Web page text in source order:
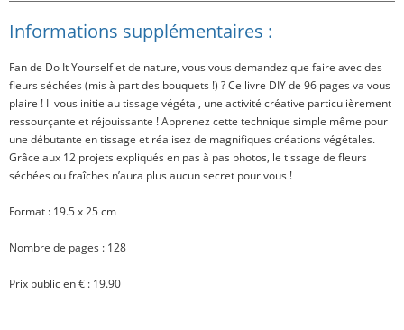
Informations supplémentaires :
Fan de Do It Yourself et de nature, vous vous demandez que faire avec des
fleurs séchées (mis à part des bouquets !) ? Ce livre DIY de 96 pages va vous
plaire ! Il vous initie au tissage végétal, une activité créative particulièrement
ressourçante et réjouissante ! Apprenez cette technique simple même pour
une débutante en tissage et réalisez de magnifiques créations végétales.
Grâce aux 12 projets expliqués en pas à pas photos, le tissage de fleurs
séchées ou fraîches n’aura plus aucun secret pour vous !
Format : 19.5 x 25 cm
Nombre de pages : 128
Prix public en € : 19.90